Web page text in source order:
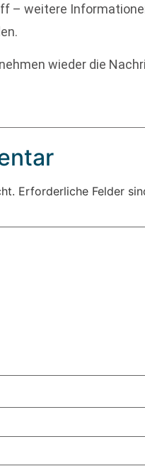
– weitere
wieder die
Erforderliche Felder